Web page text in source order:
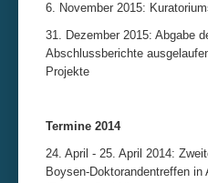
6. November 2015:
31. Dezember 2015: Abgabe
Abschlussberichte
Projekte
Termine 2014
24. April - 25. April 2014:
Boysen-Doktorandentreffen in